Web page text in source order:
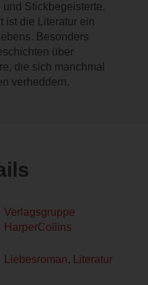
Stickbegeisterte.
ist die Literatur ein
Besonders
über
die sich manchmal
verheddern.
Verlagsgruppe
HarperCollins
Liebesroman, Literatur